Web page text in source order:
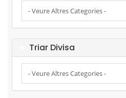
Triar Divisa